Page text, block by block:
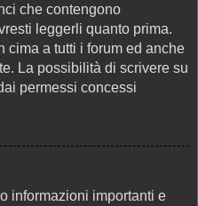
che contengono
leggerli quanto prima.
a tutti i forum ed anche
La possibilità di scrivere su
permessi concessi
informazioni importanti e